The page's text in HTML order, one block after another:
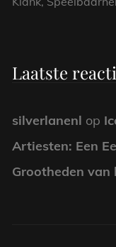
Laatste
silverlanenl op
Artiesten: Een
Grootheden van